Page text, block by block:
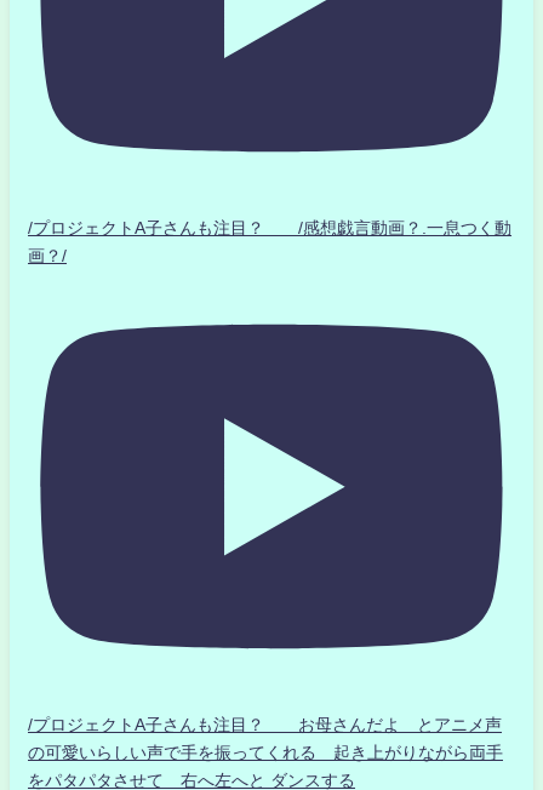
/プロジェクトA子さんも注目？ /感想戯言動画？.一息つく動
画？/
/プロジェクトA子さんも注目？ お母さんだよ とアニメ声
の可愛いらしい声で手を振ってくれる 起き上がりながら両手
をパタパタさせて 右へ左へと ダンスする